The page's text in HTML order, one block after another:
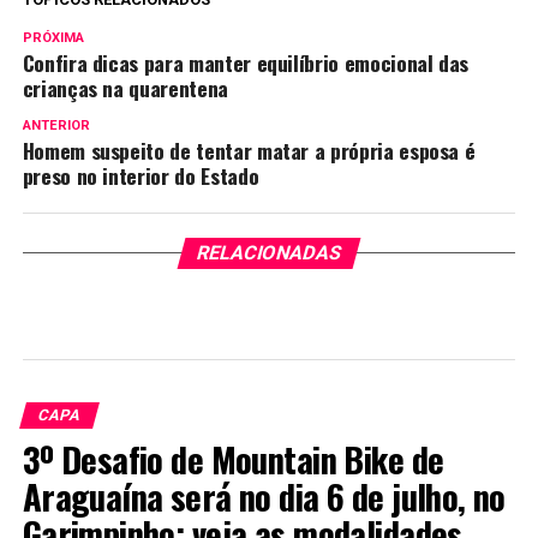
PRÓXIMA
Confira dicas para manter equilíbrio emocional das
crianças na quarentena
ANTERIOR
Homem suspeito de tentar matar a própria esposa é
preso no interior do Estado
RELACIONADAS
CAPA
3º Desafio de Mountain Bike de
Araguaína será no dia 6 de julho, no